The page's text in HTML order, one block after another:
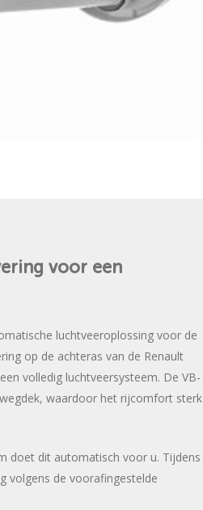
voor een
luchtveeroplossing voor de
op de achteras van de Renault
volledig luchtveersysteem. De VB-
waardoor het rijcomfort sterk
doet dit automatisch voor u. Tijdens
volgens de voorafingestelde